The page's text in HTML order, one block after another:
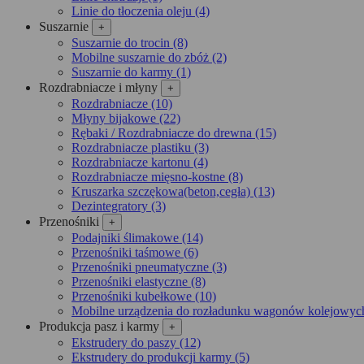
Linie do tłoczenia oleju (4)
Suszarnie
+
Suszarnie do trocin (8)
Mobilne suszarnie do zbóż (2)
Suszarnie do karmy (1)
Rozdrabniacze i młyny
+
Rozdrabniacze (10)
Młyny bijakowe (22)
Rębaki / Rozdrabniacze do drewna (15)
Rozdrabniacze plastiku (3)
Rozdrabniacze kartonu (4)
Rozdrabniacze mięsno-kostne (8)
Kruszarka szczękowa(beton,cegła) (13)
Dezintegra­tory (3)
Przenośniki
+
Podajniki ślimakowe (14)
Przenośniki taśmowe (6)
Przenośniki pneumatyczne (3)
Przenośniki elastyczne (8)
Przenośniki kubełkowe (10)
Mobilne urządzenia do rozładunku wagonów
Produkcja pasz i karmy
+
Ekstrudery do paszy (12)
Ekstrudery do produkcji karmy (5)